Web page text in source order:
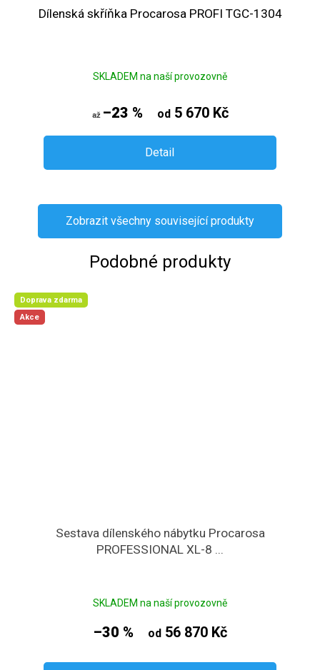
Dílenská skříňka Procarosa PROFI TGC-1304
SKLADEM na naší provozovně
až –23 % od5 670 Kč
Detail
Zobrazit všechny související produkty
Podobné produkty
Doprava zdarma
Akce
Sestava dílenského nábytku Procarosa
PROFESSIONAL XL-8 ...
SKLADEM na naší provozovně
–30 % od56 870 Kč